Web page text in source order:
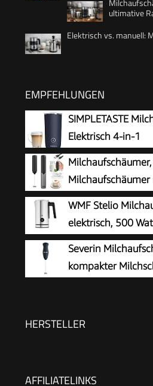
ultimative
Elektrisch vs. manuell:
EMPFEHLUNGEN
SIMPLETASTE
Elektrisch 4-in-1
Handaufschäumer mit
für Matcha Latte,
Küchenaccessoires
WMF Stelio
elektrisch, 500
Milchschaum heiss und kalt,
cromargan matt/silber
Severin
kompakter
einfacher Handhabung, inkl.
HERSTELLER
AFFILIATELINKS